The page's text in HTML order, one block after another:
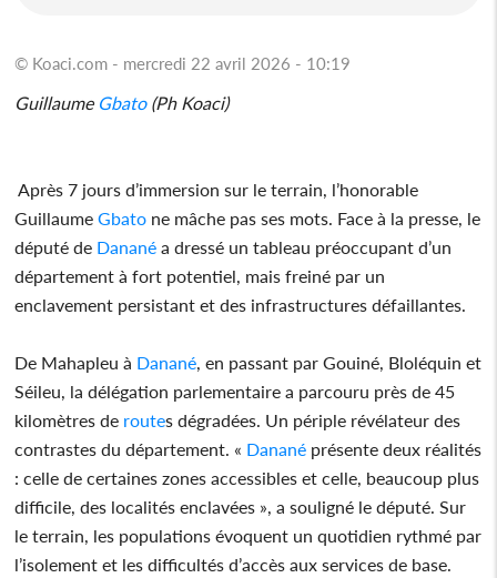
© Koaci.com - mercredi 22 avril 2026 - 10:19
Guillaume Gbato(Ph Koaci)
Après 7 jours d’immersion sur le terrain, l’honorable
GuillaumeGbato ne mâche pas ses mots. Face à la presse, le
député de Danané a dressé un tableau préoccupant d’un
département à fort potentiel, mais freiné par un
enclavement persistant et des infrastructures défaillantes.
De Mahapleu à Danané , en passant par Gouiné, Bloléquin et
Séileu, la délégation parlementaire a parcouru près de 45
kilomètres de routes dégradées. Un périple révélateur des
contrastes du département. « Danané présente deux réalités
: celle de certaines zones accessibles et celle, beaucoup plus
difficile, des localités enclavées », a souligné le député. Sur
le terrain, les populations évoquent un quotidien rythmé par
l’isolement et les difficultés d’accès aux services de base.